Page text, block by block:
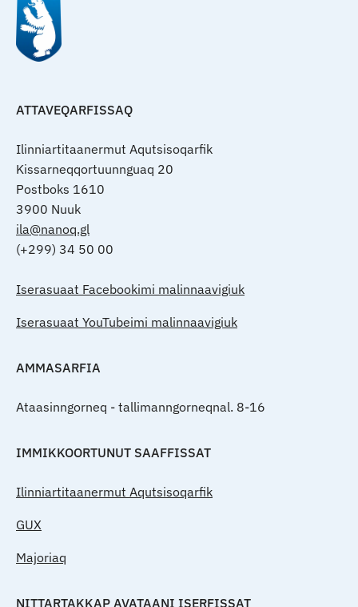
ATTAVEQARFISSAQ
Ilinniartitaanermut Aqutsisoqarfik
Kissarneqqortuunnguaq 20
Postboks 1610
3900 Nuuk
ila@nanoq.gl
(+299) 34 50 00
Iserasuaat Facebookimi malinnaavigiuk
Iserasuaat YouTubeimi malinnaavigiuk
AMMASARFIA
Ataasinngorneq - tallimanngorneqnal. 8-16
IMMIKKOORTUNUT SAAFFISSAT
Ilinniartitaanermut Aqutsisoqarfik
GUX
Majoriaq
NITTARTAKKAP AVATAANI ISERFISSAT